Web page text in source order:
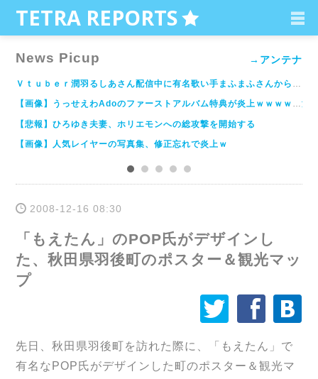
TETRA REPORTS C
News Picup →アンテナ
【悲報】ひろゆき夫妻、ホリエモンへの総攻撃を開始する
【画像】人気レイヤーの写真集、修正忘れで炎上ｗ
海
2008-12-16 08:30
「もえたん」のPOP氏がデザインし
た、秋田県羽後町のポスター＆観光マッ
プ
å ä æ
先日、秋田県羽後町を訪れた際に、「もえたん」で
有名なPOP氏がデザインした町のポスター＆観光マ